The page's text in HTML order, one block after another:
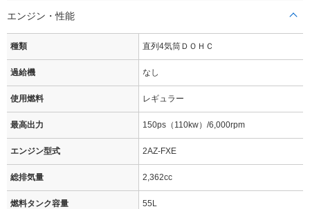
エンジン・性能
種類 直列4気筒ＤＯＨＣ
過給機 なし
使用燃料 レギュラー
最高出力 150ps（110kw）/6,000rpm
エンジン型式 2AZ-FXE
総排気量 2,362cc
燃料タンク容量 55L